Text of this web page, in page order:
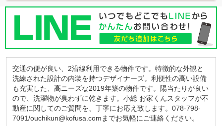
交通の便が良い、2沿線利用できる物件です。特徴的な外観と
洗練された設計の内装を持つデザイナーズ。利便性の高い設備
も充実した、高ニーズな2019年築の物件です。陽当たりが良い
ので、洗濯物が臭わずに乾きます。小総 お家くんスタッフが不
動産に関してのご質問を、丁寧にお応え致します。078-798-
7091/ouchikun@kofusa.comまでお気軽にご連絡ください。